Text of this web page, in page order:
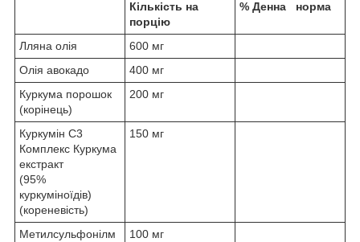
Кількість на
порцію
% Денна норма
Лляна олія
600 мг
Олія авокадо
400 мг
Куркума порошок
(корінець)
200 мг
Куркумін С3
Комплекс Куркума
екстракт
(95%
куркуміноїдів)
(кореневість)
150 мг
Метилсульфонілм
100 мг